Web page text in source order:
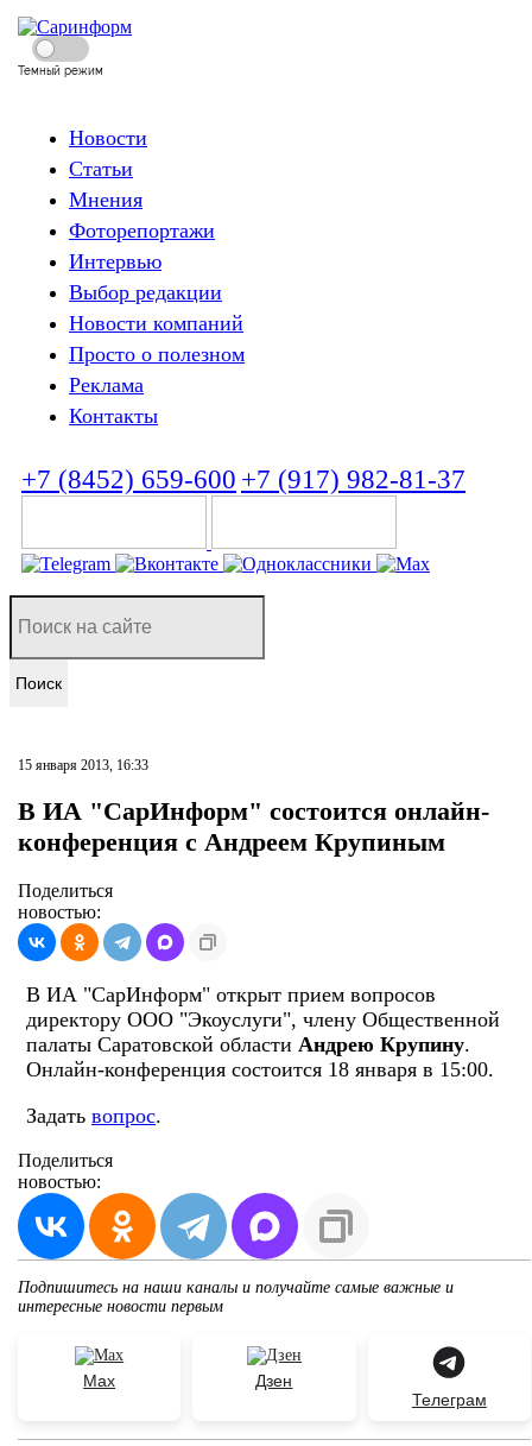
Темный режим
Новости
Статьи
Мнения
Фоторепортажи
Интервью
Выбор редакции
Новости компаний
Просто о полезном
Реклама
Контакты
+7 (8452) 659-600 +7 (917) 982-81-37
Поиск
15 января 2013, 16:33
В ИА "СарИнформ" состоится онлайн-
конференция с Андреем Крупиным
Поделиться
новостью:
В ИА "СарИнформ" открыт прием вопросов
директору ООО "Экоуслуги", члену Общественной
палаты Саратовской области Андрею Крупину.
Онлайн-конференция состоится 18 января в 15:00.
Задать вопрос.
Поделиться
новостью:
Подпишитесь на наши каналы и получайте самые важные и
интересные новости первым
Max
Дзен
Телеграм